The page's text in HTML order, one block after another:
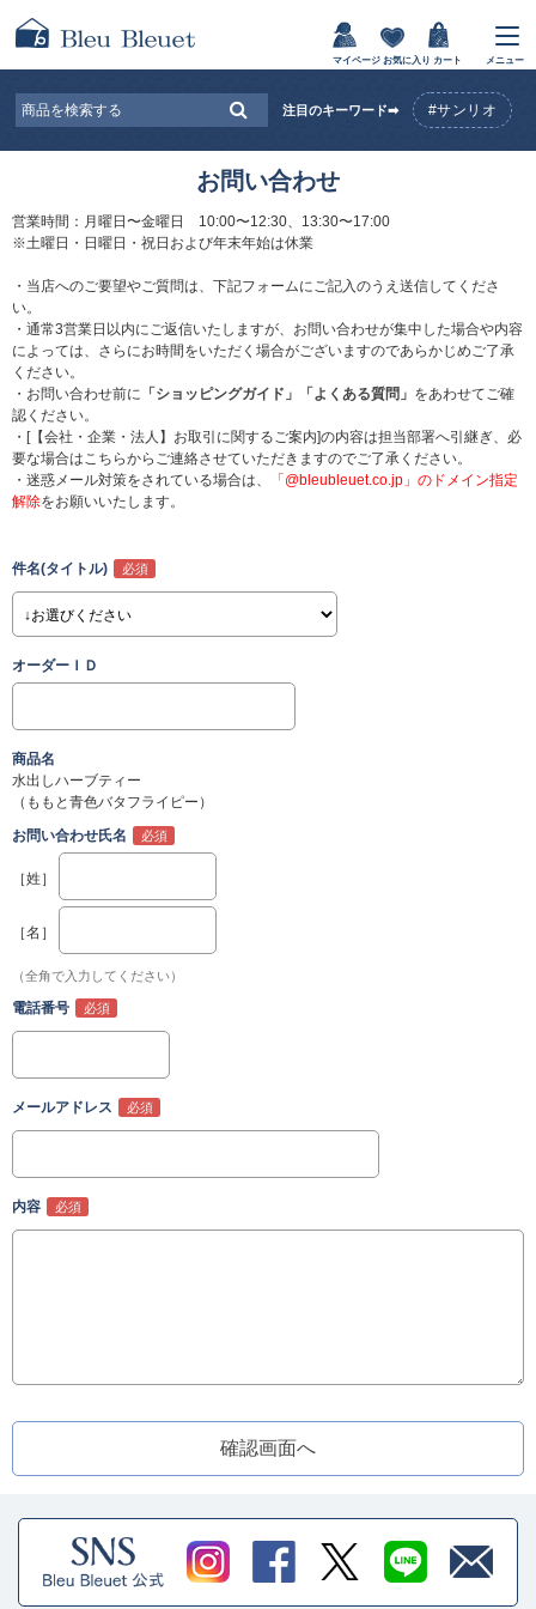
マイページ お気に入り カート メニュー
注目のキーワード➡ #サンリオ
お問い合わせ
営業時間：月曜日〜金曜日 10:00〜12:30、13:30〜17:00
※土曜日・日曜日・祝日および年末年始は休業
・当店へのご要望やご質問は、下記フォームにご記入のうえ送信してくださ
い。
・通常3営業日以内にご返信いたしますが、お問い合わせが集中した場合や内容
によっては、さらにお時間をいただく場合がございますのであらかじめご了承
ください。
・お問い合わせ前に 「ショッピングガイド」 「よくある質問」 をあわせてご確
認ください。
・[【会社・企業・法人】お取引に関するご案内]の内容は担当部署へ引継ぎ、必
要な場合はこちらからご連絡させていただきますのでご了承ください。
・迷惑メール対策をされている場合は、
「@bleubleuet.co.jp」のドメイン指定
解除をお願いいたします。
件名(タイトル)
オーダーＩＤ
商品名
水出しハーブティー
（ももと青色バタフライピー）
お問い合わせ氏名
［姓］
［名］
（全角で入力してください）
電話番号
メールアドレス
内容